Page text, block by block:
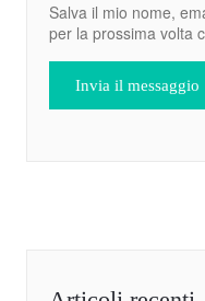
Salva il mio nome,
per la prossima volta